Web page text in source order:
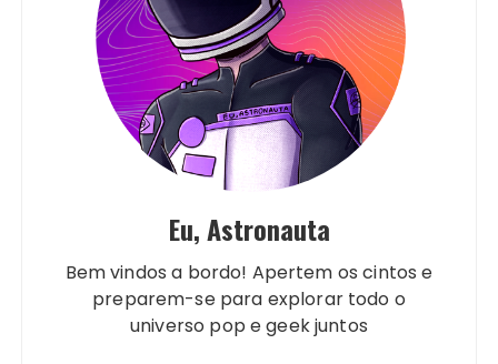
Eu, Astronauta
Bem vindos a bordo! Apertem os cintos e
preparem-se para explorar todo o
universo pop e geek juntos